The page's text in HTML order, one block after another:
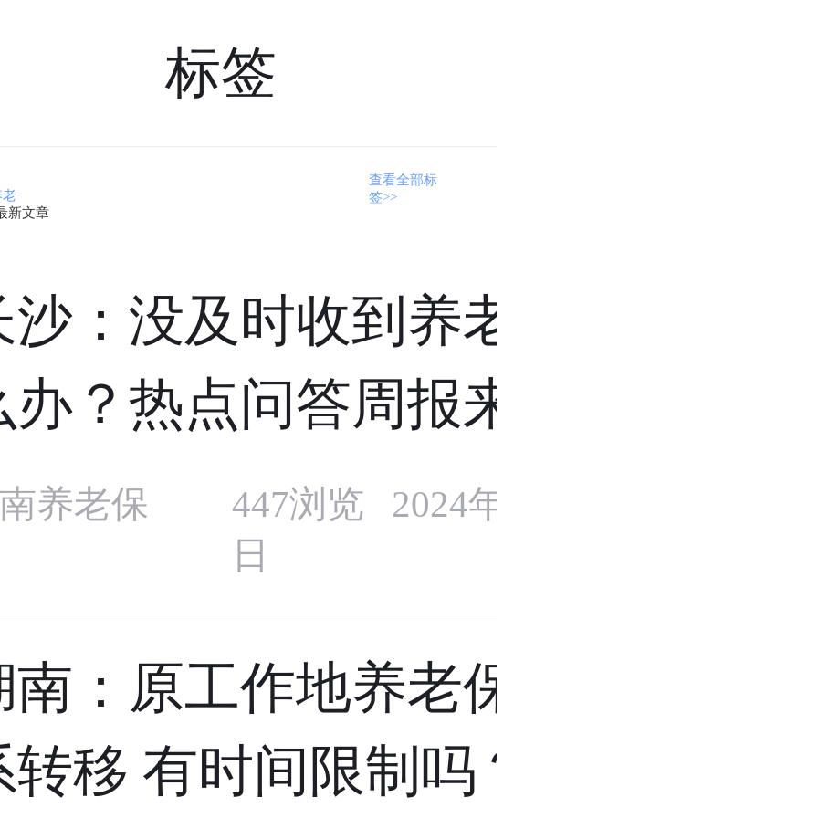
标签
老
新文章
查看全部标
签>>
沙：没及时收到养老金怎
办？热点问答周报来了
养老保
447浏览 2024年12月3
日
南：原工作地养老保险关
转移 有时间限制吗？